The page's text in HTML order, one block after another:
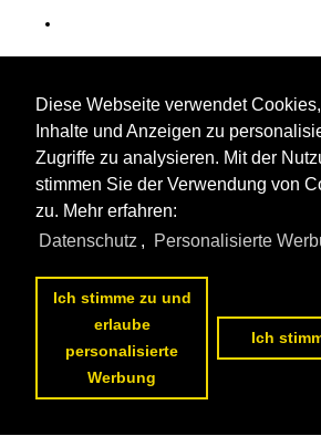
6 155 BR 155 DR 250
Elektrotriebzüge | 93 8x | ICE - IC
ICE 1 BR 401 · 5 401 · 5 801-
ICE 1 BR 401 · 5 401 · 5 801-
ICE 2 BR 808 · 5 808
ICE 3 BR 403 · 5 403
ICE 3 M BR 406 · 5 406
ICE 4 BR 412 · x 412 · x 812
ICE T BR 415 · 5 415
ICE Inneneinrichtung
Diese Webseite verwendet
Inhalte und Anzeigen zu
Zugriffe zu analysieren. Mit der
stimmen Sie der Verwendung von
zu. Mehr erfahren:
Datenschutz , Personalisierte
Ich stimme zu und
erlaube
personalisierte
Werbung
Ich